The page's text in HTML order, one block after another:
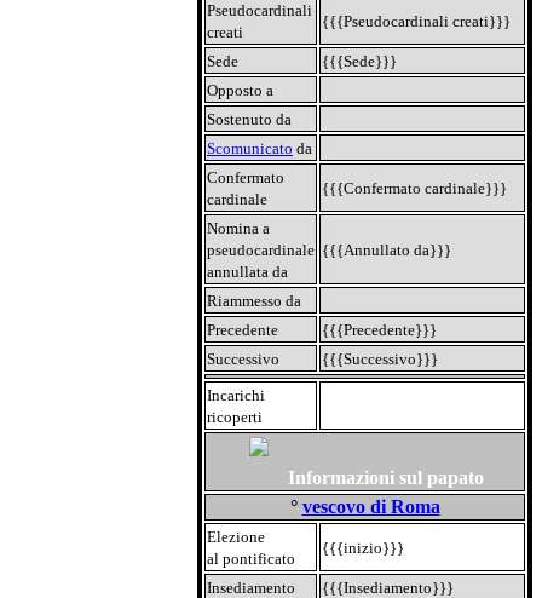
Pseudocardinali
creati
{{{Pseudocardinali creati}}}
Sede
{{{Sede}}}
Opposto a
Sostenuto da
Scomunicato da
Confermato
cardinale
{{{Confermato cardinale}}}
Nomina a
pseudocardinale
annullata da
{{{Annullato da}}}
Riammesso da
Precedente
{{{Precedente}}}
Successivo
{{{Successivo}}}
Incarichi
ricoperti
Informazioni sul papato
° vescovo di Roma
Elezione
al pontificato
{{{inizio}}}
Insediamento
{{{Insediamento}}}